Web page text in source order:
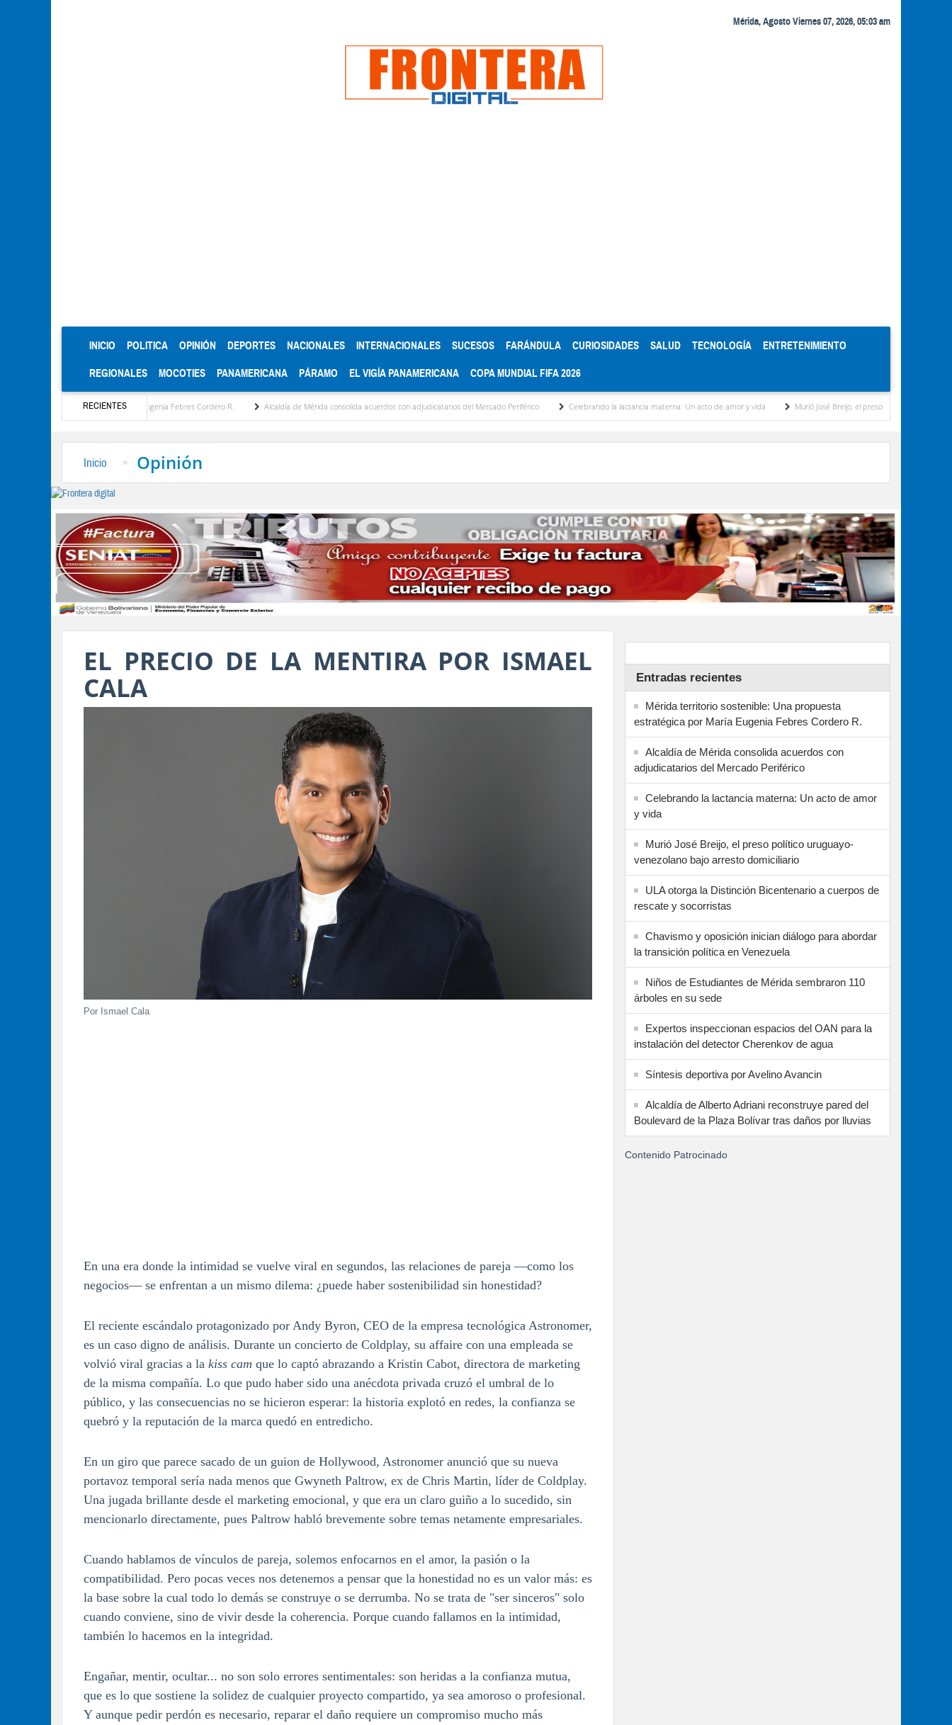
Mérida, Agosto Viernes 07, 2026, 05:03 am
INICIO (CURRENT)
POLITICA OPINIÓN DEPORTES NACIONALES INTERNACIONALES SUCESOS FARÁNDULA CURIOSIDADES SALUD TECNOLOGÍA ENTRETENIMIENTO
REGIONALES MOCOTIES PANAMERICANA PÁRAMO EL VIGÍA PANAMERICANA COPA MUNDIAL FIFA 2026
RECIENTES
estratégica por María Eugenia Febres Cordero R. Alcaldía de Mérida consolida acuerdos con adjudicatarios del Mercado Periférico Celebrando la lactancia materna: Un acto de amor y vida Murió José Breijo, el preso político uruguayo-venezolano
Inicio Opinión
EL PRECIO DE LA MENTIRA POR ISMAEL
CALA
Por Ismael Cala
En una era donde la intimidad se vuelve viral en segundos, las relaciones de pareja —como los
negocios— se enfrentan a un mismo dilema: ¿puede haber sostenibilidad sin honestidad?
El reciente escándalo protagonizado por Andy Byron, CEO de la empresa tecnológica Astronomer,
es un caso digno de análisis. Durante un concierto de Coldplay, su affaire con una empleada se
volvió viral gracias a la kiss cam que lo captó abrazando a Kristin Cabot, directora de marketing
de la misma compañía. Lo que pudo haber sido una anécdota privada cruzó el umbral de lo
público, y las consecuencias no se hicieron esperar: la historia explotó en redes, la confianza se
quebró y la reputación de la marca quedó en entredicho.
En un giro que parece sacado de un guion de Hollywood, Astronomer anunció que su nueva
portavoz temporal sería nada menos que Gwyneth Paltrow, ex de Chris Martin, líder de Coldplay.
Una jugada brillante desde el marketing emocional, y que era un claro guiño a lo sucedido, sin
mencionarlo directamente, pues Paltrow habló brevemente sobre temas netamente empresariales.
Cuando hablamos de vínculos de pareja, solemos enfocarnos en el amor, la pasión o la
compatibilidad. Pero pocas veces nos detenemos a pensar que la honestidad no es un valor más: es
la base sobre la cual todo lo demás se construye o se derrumba. No se trata de "ser sinceros" solo
cuando conviene, sino de vivir desde la coherencia. Porque cuando fallamos en la intimidad,
también lo hacemos en la integridad.
Engañar, mentir, ocultar... no son solo errores sentimentales: son heridas a la confianza mutua,
que es lo que sostiene la solidez de cualquier proyecto compartido, ya sea amoroso o profesional.
Y aunque pedir perdón es necesario, reparar el daño requiere un compromiso mucho más
Entradas recientes
Mérida territorio sostenible: Una propuesta
estratégica por María Eugenia Febres Cordero R.
Alcaldía de Mérida consolida acuerdos con
adjudicatarios del Mercado Periférico
Celebrando la lactancia materna: Un acto de amor
y vida
Murió José Breijo, el preso político uruguayo-
venezolano bajo arresto domiciliario
ULA otorga la Distinción Bicentenario a cuerpos de
rescate y socorristas
Chavismo y oposición inician diálogo para abordar
la transición política en Venezuela
Niños de Estudiantes de Mérida sembraron 110
árboles en su sede
Expertos inspeccionan espacios del OAN para la
instalación del detector Cherenkov de agua
Síntesis deportiva por Avelino Avancin
Alcaldía de Alberto Adriani reconstruye pared del
Boulevard de la Plaza Bolívar tras daños por lluvias
Contenido Patrocinado